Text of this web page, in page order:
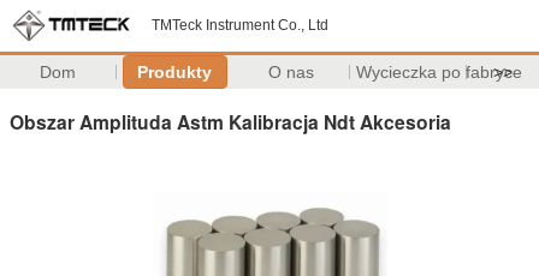
TMTeck Instrument Co., Ltd
Dom Produkty O nas Wycieczka po fabryce
>>
Obszar Amplituda Astm Kalibracja Ndt Akcesoria